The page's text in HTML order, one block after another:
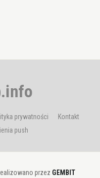
prywatności
Kontakt
push
przez GEMBIT